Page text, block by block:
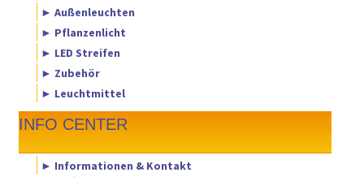
► Außenleuchten
► Pflanzenlicht
► LED Streifen
► Zubehör
► Leuchtmittel
INFO CENTER
► Informationen & Kontakt